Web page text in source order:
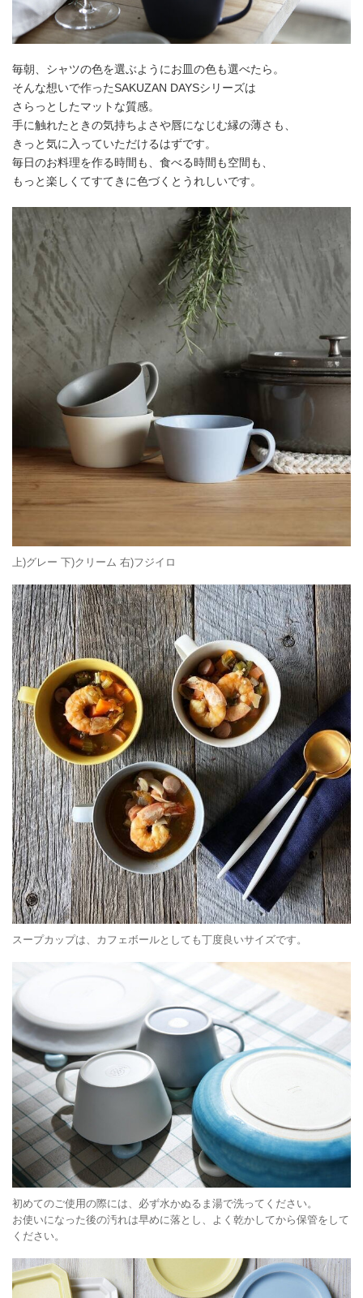
毎朝、シャツの色を選ぶようにお皿の色も選べたら。
そんな想いで作ったSAKUZAN DAYSシリーズは
さらっとしたマットな質感。
手に触れたときの気持ちよさや唇になじむ縁の薄さも、
きっと気に入っていただけるはずです。
毎日のお料理を作る時間も、食べる時間も空間も、
もっと楽しくてすてきに色づくとうれしいです。
上)グレー 下)クリーム 右)フジイロ
スープカップは、カフェボールとしても丁度良いサイズです。
初めてのご使用の際には、必ず水かぬるま湯で洗ってください。
お使いになった後の汚れは早めに落とし、よく乾かしてから保管をして
ください。